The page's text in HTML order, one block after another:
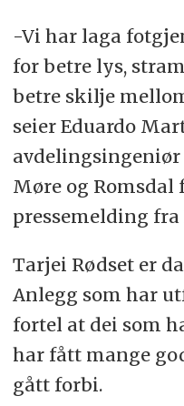
-Vi har laga
for betre lys,
betre skilje
seier Eduardo
Møre og
pressemelding
Tarjei Rødset er
Anlegg som har
fortel at dei som
har fått mange
gått forbi.